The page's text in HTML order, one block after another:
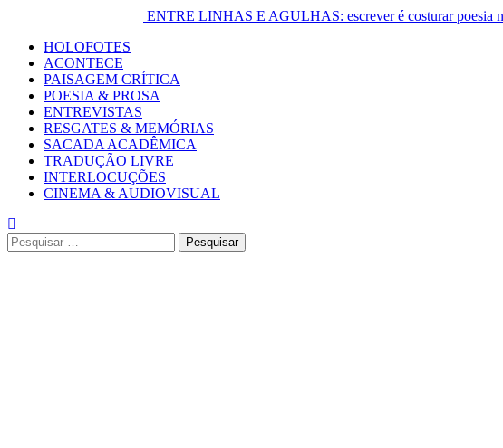
ENTRE LINHAS E AGULHAS: escrever é costurar poesia
Primary
Menu
HOLOFOTES
ACONTECE
PAISAGEM CRÍTICA
POESIA & PROSA
ENTREVISTAS
RESGATES & MEMÓRIAS
SACADA ACADÊMICA
TRADUÇÃO LIVRE
INTERLOCUÇÕES
CINEMA & AUDIOVISUAL
Pesquisar
por: